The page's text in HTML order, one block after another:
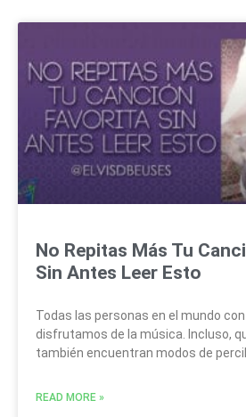
No Repitas Más Tu
Sin Antes Leer Esto
Todas las personas en el mundo
disfrutamos de la música. Incluso,
también encuentran modos de
READ MORE »